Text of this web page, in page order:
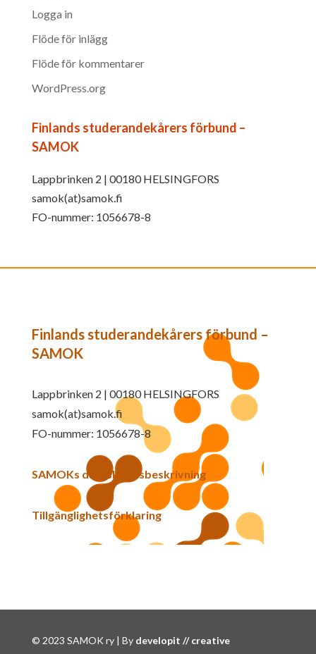
Logga in
Flöde för inlägg
Flöde för kommentarer
WordPress.org
Finlands studerandekårers förbund –
SAMOK
Lappbrinken 2 | 00180 HELSINGFORS
samok(at)samok.fi
FO-nummer: 1056678-8
Finlands studerandekårers förbund –
SAMOK
Lappbrinken 2 | 00180 HELSINGFORS
samok(at)samok.fi
FO-nummer: 1056678-8
SAMOKs dataskyddsbeskrivning
Tillgänglighetsförklaring
© 2023 SAMOK ry | By developit // creative